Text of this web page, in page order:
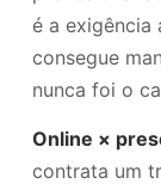
é a exigência
consegue
nunca foi o
Online ×
contrata um